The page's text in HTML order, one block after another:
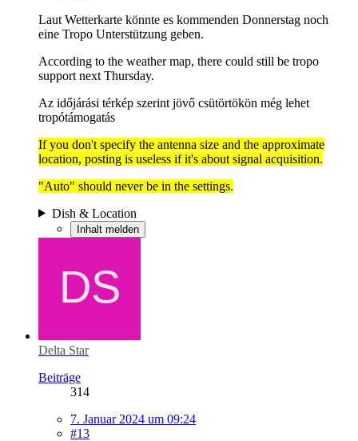
Laut Wetterkarte könnte es kommenden Donnerstag noch
eine Tropo Unterstützung geben.
According to the weather map, there could still be tropo
support next Thursday.
Az időjárási térkép szerint jövő csütörtökön még lehet
tropótámogatás
If you don't specify the antenna size and the approximate
location, posting is useless if it's about signal acquisition.
"Auto" should never be in the settings.
Dish & Location
Inhalt melden
Delta Star
Beiträge
314
7. Januar 2024 um 09:24
#13